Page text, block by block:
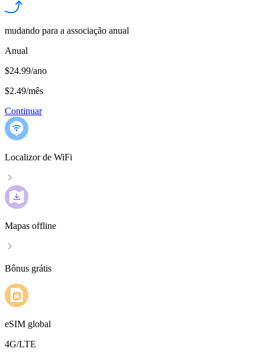
mudando para a associação anual
Anual
$24.99/ano
$2.49/mês
Continuar
Localizor de WiFi
Mapas offline
Bônus grátis
eSIM global
4G/LTE